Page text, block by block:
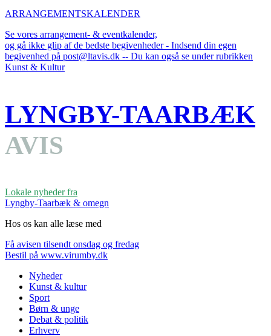
ARRANGEMENTSKALENDER
Se vores arrangement- & eventkalender,
og gå ikke glip af de bedste begivenheder - Indsend din egen
begivenhed på post@ltavis.dk -- Du kan også se under rubrikken
Kunst & Kultur
LYNGBY-TAARBÆK
AVIS
Lokale nyheder fra
Lyngby-Taarbæk & omegn
Hos os kan alle læse med
Få avisen tilsendt onsdag og fredag
Bestil på www.virumby.dk
Nyheder
Kunst & kultur
Sport
Børn & unge
Debat & politik
Erhverv